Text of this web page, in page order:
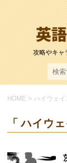
攻略やキャ
HOME > ハイウェイ
「 ハイウ